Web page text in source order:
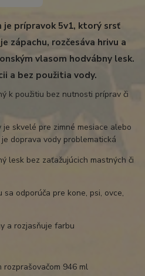
prípravok 5v1, ktorý srsť
zápachu, rozčesáva hrivu a
vlasom hodvábny lesk.
a bez použitia vody.
k použitiu bez nutnosti príprav či
je skvelé pre zimné mesiace alebo
doprava vody problematická
lesk bez zaťažujúcich mastných či
sa odporúča pre kone, psi, ovce,
a rozjasňuje farbu
rozprašovačom 946 ml